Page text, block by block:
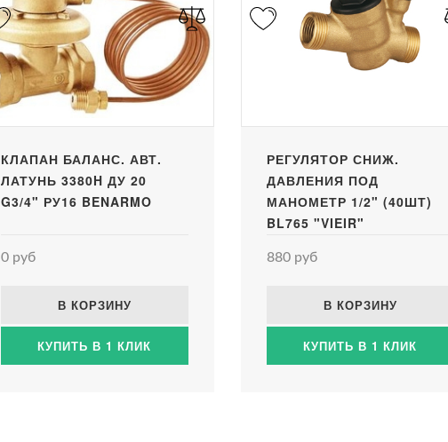
КЛАПАН БАЛАНС. АВТ.
ЛАТУНЬ 3380H ДУ 20
G3/4" РУ16 BENARMO
0 руб
В КОРЗИНУ
КУПИТЬ В 1 КЛИК
РЕГУЛЯТОР СНИЖ.
ДАВЛЕНИЯ ПОД
МАНОМЕТР 1/2" (40ШТ)
BL765 "VIEIR"
880 руб
В КОРЗИНУ
КУПИТЬ В 1 КЛИК